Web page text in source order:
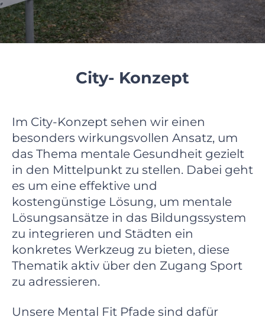
City- Konzept
Im City-Konzept sehen wir einen
besonders wirkungsvollen Ansatz, um
das Thema mentale Gesundheit gezielt
in den Mittelpunkt zu stellen. Dabei geht
es um eine effektive und
kostengünstige Lösung, um mentale
Lösungsansätze in das Bildungssystem
zu integrieren und Städten ein
konkretes Werkzeug zu bieten, diese
Thematik aktiv über den Zugang Sport
zu adressieren.
Unsere Mental Fit Pfade sind dafür